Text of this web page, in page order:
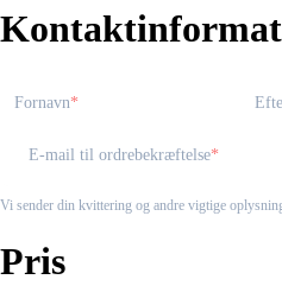
Fornavn
E-mail til ordrebekræftelse
Vi sender din kvittering og andre vigtige
Pris